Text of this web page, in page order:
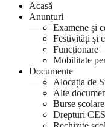
Acasă
Anunțuri
Examene și
Festivități și
Funcționare
Mobilitate
Documente
Alocația de
Alte
Burse școlare
Drepturi CES